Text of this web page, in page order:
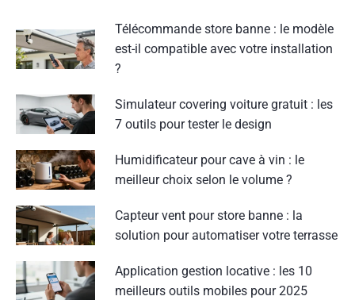
Télécommande store banne : le modèle
est-il compatible avec votre installation
?
Simulateur covering voiture gratuit : les
7 outils pour tester le design
Humidificateur pour cave à vin : le
meilleur choix selon le volume ?
Capteur vent pour store banne : la
solution pour automatiser votre terrasse
Application gestion locative : les 10
meilleurs outils mobiles pour 2025